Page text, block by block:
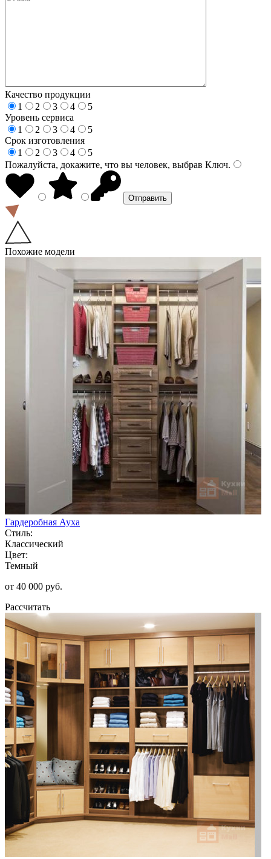
Качество продукции
1
2 3 4
5
Уровень сервиса
1
2 3 4
5
Срок изготовления
1
2 3 4
5
Пожалуйста, докажите, что вы человек, выбрав Ключ.
Похожие модели
Гардеробная Ауха
Стиль:
Классический
Цвет:
Темный
от 40 000 руб.
Рассчитать